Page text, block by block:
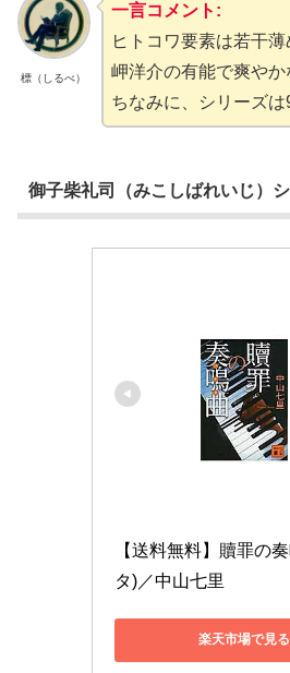
標（しるべ）
一言コメント:
ヒトコワ要素は若干薄
岬洋介の有能で爽やか
ちなみに、シリーズは
御子柴礼司（みこしばれいじ）
【送料無料】贖罪の
タ)／中山七里
楽天市場で見る